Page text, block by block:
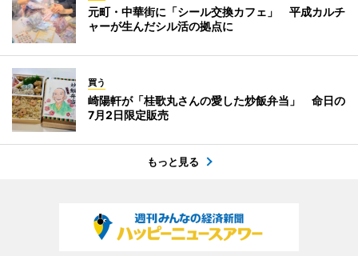
元町・中華街に「シール交換カフェ」 平成カルチ
ャーが生んだシル活の拠点に
買う
崎陽軒が「桂歌丸さんの愛した炒飯弁当」 命日の
7月2日限定販売
もっと見る